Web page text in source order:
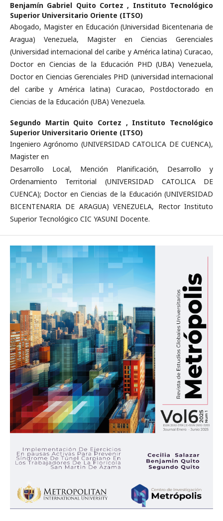
Benjamín Gabriel Quito Cortez , Instituto Tecnológico
Superior Universitario Oriente (ITSO)
Abogado, Magister en Educación (Universidad Bicentenaria de
Aragua) Venezuela, Magister en Ciencias Gerenciales
(Universidad internacional del caribe y América latina) Curacao,
Doctor en Ciencias de la Educación PHD (UBA) Venezuela,
Doctor en Ciencias Gerenciales PHD (universidad internacional
del caribe y América latina) Curacao, Postdoctorado en
Ciencias de la Educación (UBA) Venezuela.
Segundo Martin Quito Cortez , Instituto Tecnológico
Superior Universitario Oriente (ITSO)
Ingeniero Agrónomo (UNIVERSIDAD CATOLICA DE CUENCA),
Magister en
Desarrollo Local, Mención Planificación, Desarrollo y
Ordenamiento Territorial (UNIVERSIDAD CATOLICA DE
CUENCA); Doctor en Ciencias de la Educación (UNIVERSIDAD
BICENTENARIA DE ARAGUA) VENEZUELA, Rector Instituto
Superior Tecnológico CIC YASUNI Docente.